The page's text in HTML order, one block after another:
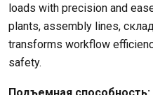
loads with precision and
plants, assembly lines,
transforms workflow
safety.
Подъемная способность: